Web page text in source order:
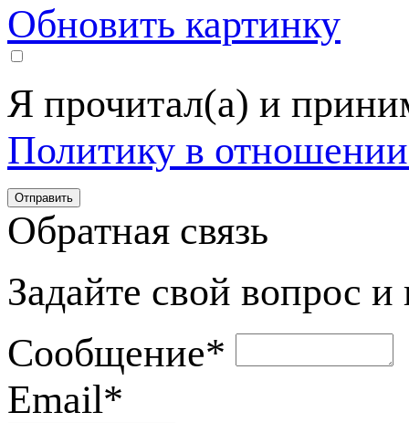
Обновить картинку
Я прочитал(а) и
Политику в
Обратная связь
Задайте свой вопрос
Сообщение*
Email*